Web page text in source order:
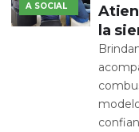
A SOCIAL
la